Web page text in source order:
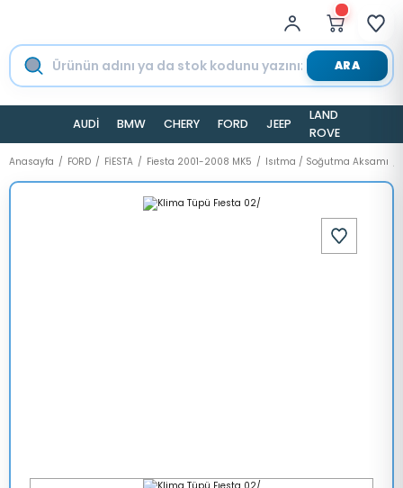
ARA
AUDİ BMW CHERY FORD JEEP
LAND
ROVER
Anasayfa FORD FİESTA Fiesta 2001-2008 MK5 Isıtma / Soğutma Aksamı